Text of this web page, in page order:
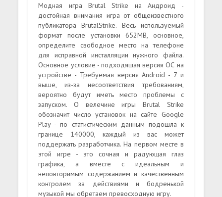
Модная игра Brutal Strike на Андроид -
достойная внимания игра от общеизвестного
публикатора BrutalStrike. Весь используемый
формат после установки 652MB, основное,
определите свободное место на телефоне
для исправной инсталляции нужного файла.
Основное условие - подходящая версия ОС на
устройстве - Требуемая версия Android - 7 и
выше, из-за несоответствия требованиям,
вероятно будут иметь место проблемы с
запуском. О велечине игры Brutal Strike
обозначит число установок на сайте Google
Play - по статистическим данным подошла к
границе 140000, каждый из вас может
поддержать разработчика. На первом месте в
этой игре - это сочная и радующая глаз
графика, а вместе с идеальным и
неповторимым содержанием и качественным
контролем за действиями и бодренькой
музыкой мы обретаем превосходную игру.